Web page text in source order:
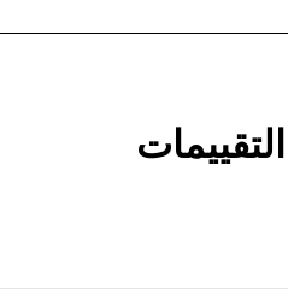
التقييمات